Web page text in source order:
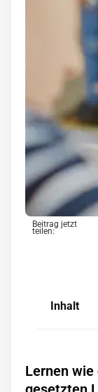
Beitrag jetzt
teilen:
Inhalt
Lernen